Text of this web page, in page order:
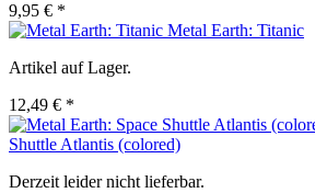
9,95 € *
Metal Earth: Titanic
Artikel auf Lager.
12,49 € *
Shuttle Atlantis (colored)
Derzeit leider nicht lieferbar.